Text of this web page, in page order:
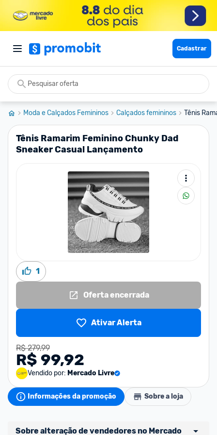
Cadastrar
Moda e Calçados Femininos Calçados femininos Tênis
Tênis Ramarim Feminino Chunky Dad
Sneaker Casual Lançamento
1
Oferta encerrada
Ativar Alerta
R$ 279,99
R$ 99,92
Vendido por: Mercado Livre
Informações da promoção Sobre a loja
Sobre alteração de vendedores no Mercado